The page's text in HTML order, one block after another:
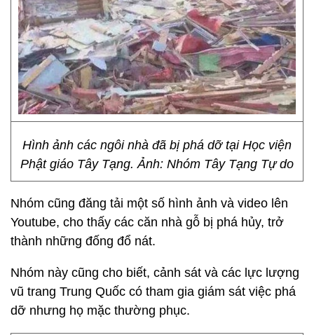
Hình ảnh các ngôi nhà đã bị phá dỡ tại Học viện
Phật giáo Tây Tạng. Ảnh: Nhóm Tây Tạng Tự do
Nhóm cũng đăng tải một số hình ảnh và video lên
Youtube, cho thấy các căn nhà gỗ bị phá hủy, trở
thành những đống đổ nát.
Nhóm này cũng cho biết, cảnh sát và các lực lượng
vũ trang Trung Quốc có tham gia giám sát việc phá
dỡ nhưng họ mặc thường phục.